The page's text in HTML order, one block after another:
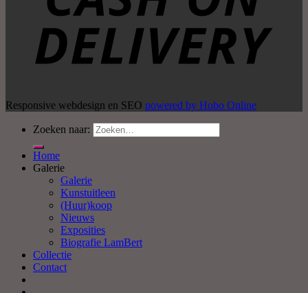
Responsive webdesign en SEO powered by Hobo Online
Zoeken naar:
Home
Galerie
Galerie
Kunstuitleen
(Huur)koop
Nieuws
Exposities
Biografie LamBert
Collectie
Contact